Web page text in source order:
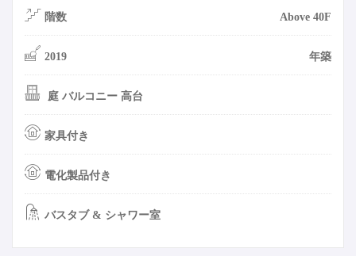
階数 Above 40F
2019 年築
庭 バルコニー 高台
家具付き
電化製品付き
バスタブ & シャワー室